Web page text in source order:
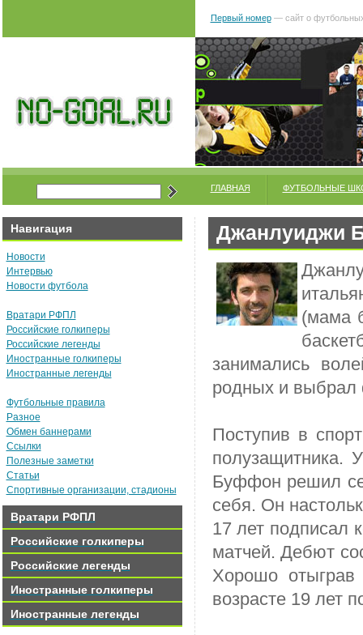
Первый номер— сайт о
ГЛАВНАЯ ФУТБОЛЬНЫЕ
Навигация
Новости
Интервью
Новости футбола
Вратари РФПЛ
Российские голкиперы
Российские легенды
Иностранные голкиперы
Иностранные легенды
Футбольные правила
Разное
Обмен баннерами
Ссылки
Полезные заметки
Статьи
Спортивные организации, стадионы
Вратари РФПЛ
Российские голкиперы
Российские легенды
Иностранные голкиперы
Иностранные легенды
Джанлуиджи
(мама
занимались
родных и выбрал
Поступив в
полузащитника.
Буффон решил
себя. Он
17 лет подписал
матчей. Дебют
Хорошо
возрасте 19 лет